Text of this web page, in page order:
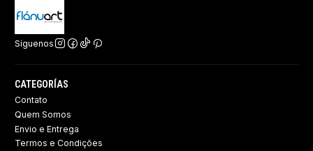
Síguenos
CATEGORÍAS
Contato
Quem Somos
Envio e Entrega
Termos e Condições